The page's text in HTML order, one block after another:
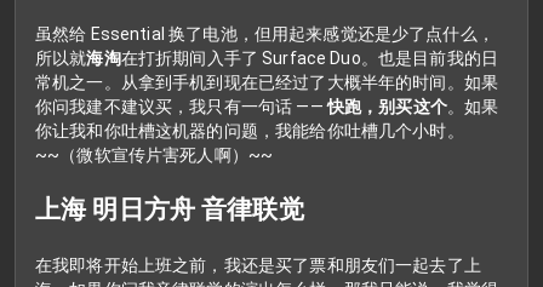
虽然给 Essential 换了电池，但用起来感觉还是少了点什么，
所以就海淘在打折期间入手了 Surface Duo。也是目前我的日
常机之一。从拿到手机到现在已经过了大概半年的时间。如果
你问我建不建议买，我只有一句话 ——快跑，别买这个。如果
你让我和你吐槽这机器的问题，我能给你吐槽几个小时。
~~（微软宣传片害死人啊）~~
上海 明日方舟 音律联觉
在我即将开始上班之前，我还是买了票和朋友们一起去了上